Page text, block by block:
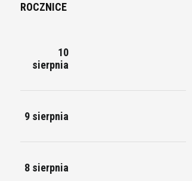
ROCZNICE
10
sierpnia
9 sierpnia
8 sierpnia